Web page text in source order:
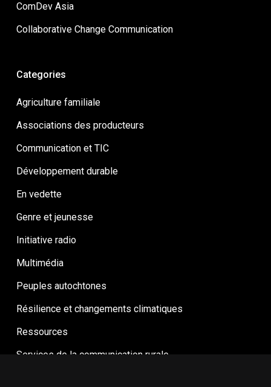
ComDev Asia
Collaborative Change Communication
Categories
Agriculture familiale
Associations des producteurs
Communication et TIC
Développement durable
En vedette
Genre et jeunesse
Initiative radio
Multimédia
Peuples autochtones
Résilience et changements climatiques
Ressources
Services de la communication rurale